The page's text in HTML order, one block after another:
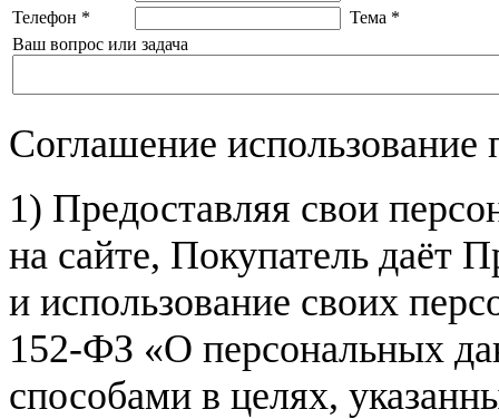
Телефон * Тема *
Ваш вопрос или задача
Соглашение
1) Предоставляя свои
на сайте, Покупатель даёт
и использование своих
152-ФЗ «О персональных
способами в целях,